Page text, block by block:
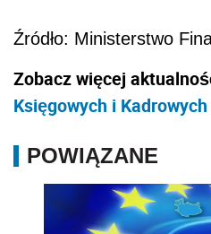
Źródło: Ministerstwo
Zobacz więcej
Księgowych i Kadrowych
POWIĄZANE